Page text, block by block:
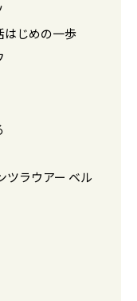
はじめの一歩
ツラウアー ベル